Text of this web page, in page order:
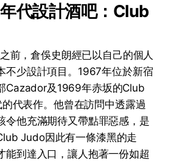
代設計酒吧：Club
前，倉俁史朗經已以自己的個人
不少設計項目。1967年位於新宿
Cazador及1969年赤坂的Club
代表作。他曾在訪問中透露過
令他充滿期待又帶點罪惡感，是
Judo因此有一條漆黑的走
能到達入口，讓人抱著一份如超